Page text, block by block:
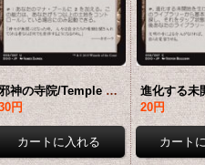
邪神の寺院/Temple of the False God 【日本語版】 [EVK-土地U]
円
20円